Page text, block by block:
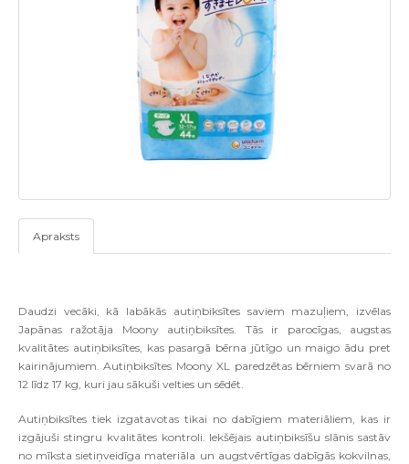
Apraksts
Daudzi vecāki, kā labākās autiņbiksītes saviem mazuļiem, izvēlas
Japānas ražotāja Moony autiņbiksītes. Tās ir parocīgas, augstas
kvalitātes autiņbiksītes, kas pasargā bērna jūtīgo un maigo ādu pret
kairinājumiem. Autiņbiksītes Moony XL paredzētas bērniem svarā no
12 līdz 17 kg, kuri jau sākuši velties un sēdēt.
Autiņbiksītes tiek izgatavotas tikai no dabīgiem materiāliem, kas ir
izgājuši stingru kvalitātes kontroli. Iekšējais autiņbiksīšu slānis sastāv
no mīksta sietiņveidīga materiāla un augstvērtīgas dabīgās kokvilnas,